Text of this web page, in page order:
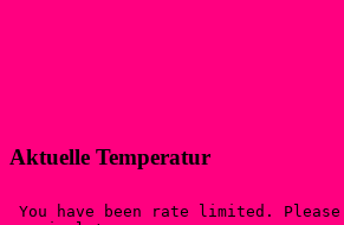
Aktuelle Temperatur